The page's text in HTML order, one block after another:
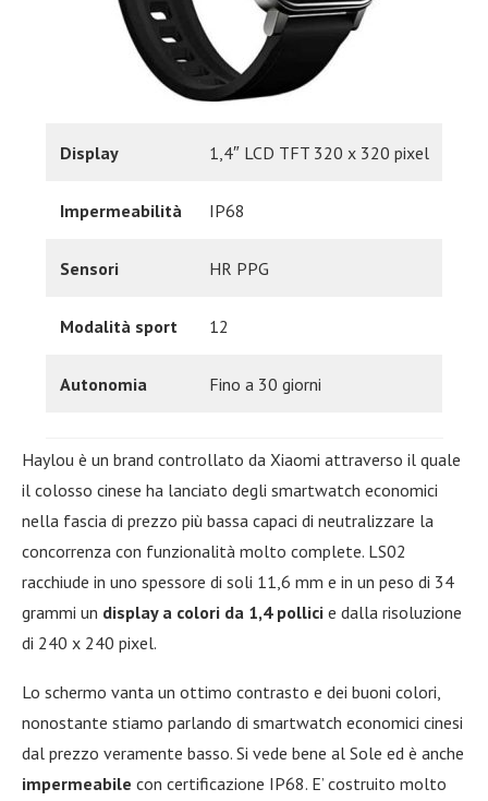
Display 1,4″ LCD TFT 320 x 320 pixel
Impermeabilità IP68
Sensori HR PPG
Modalità sport 12
Autonomia Fino a 30 giorni
Haylou è un brand controllato da Xiaomi attraverso il quale
il colosso cinese ha lanciato degli smartwatch economici
nella fascia di prezzo più bassa capaci di neutralizzare la
concorrenza con funzionalità molto complete. LS02
racchiude in uno spessore di soli 11,6 mm e in un peso di 34
grammi un display a colori da 1,4 pollici e dalla risoluzione
di 240 x 240 pixel.
Lo schermo vanta un ottimo contrasto e dei buoni colori,
nonostante stiamo parlando di smartwatch economici cinesi
dal prezzo veramente basso. Si vede bene al Sole ed è anche
impermeabile con certificazione IP68. E’ costruito molto